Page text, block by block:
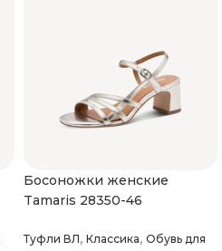
Босоножки женские
Tamaris 28350-46
Туфли ВЛ, Классика, Обувь для